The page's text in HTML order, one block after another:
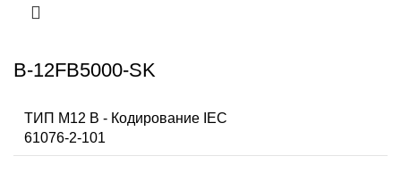
B-12FB5000-SK
ТИП M12 B - Кодирование IEC
61076-2-101